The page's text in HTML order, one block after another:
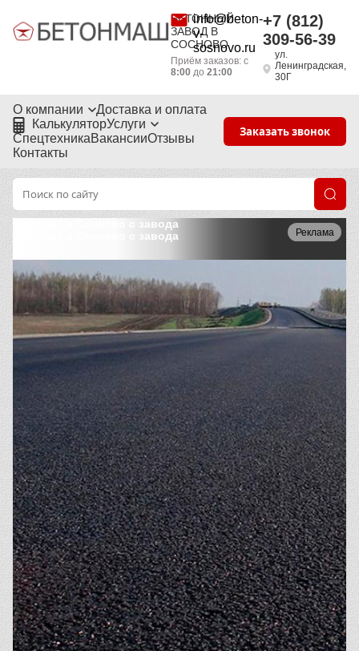
БЕТОННЫЙ
ЗАВОД В
СОСНОВО
info@beton-
v-
sosnovo.ru
Приём заказов: с
8:00 до 21:00
+7 (812)
309-56-39
ул.
Ленинградская,
30Г
О компании
Доставка и оплата
КалькуляторУслуги
СпецтехникаВакансииОтзывы
Контакты
Заказать звонок
Реклама
Асфальт в Сосново с завода
Асфальт в Сосново с завода